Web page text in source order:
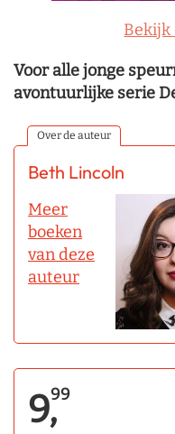
Bekijk
Voor alle jonge
avontuurlijke serie
Over de auteur
Beth Lincoln
Meer
boeken
van deze
auteur
9,99